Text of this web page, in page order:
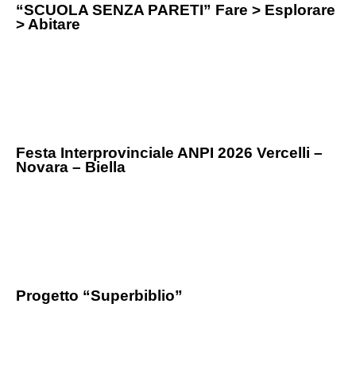
“SCUOLA SENZA PARETI” Fare > Esplorare
> Abitare
Festa Interprovinciale ANPI 2026 Vercelli –
Novara – Biella
Progetto “Superbiblio”